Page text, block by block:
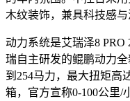
木纹装饰，兼具科技感与
动力系统是艾瑞泽8
瑞自主研发的鲲鹏动力
到254马力，最大扭矩高
箱，官方宣称0-100公里/